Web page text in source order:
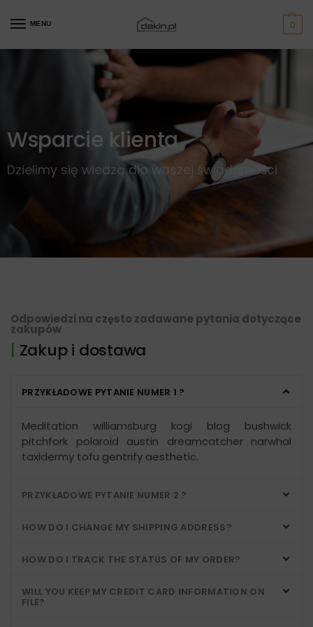
MENU 0
Wsparcie klienta
Dzielimy się wiedzą dla waszej świadomości
Odpowiedzi na często zadawane pytania dotyczące
zakupów
| Zakup i dostawa
PRZYKŁADOWE PYTANIE NUMER 1 ?
Meditation williamsburg kogi blog bushwick
pitchfork polaroid austin dreamcatcher narwhal
taxidermy tofu gentrify aesthetic.
PRZYKŁADOWE PYTANIE NUMER 2 ?
HOW DO I CHANGE MY SHIPPING ADDRESS?
HOW DO I TRACK THE STATUS OF MY ORDER?
WILL YOU KEEP MY CREDIT CARD INFORMATION ON
FILE?